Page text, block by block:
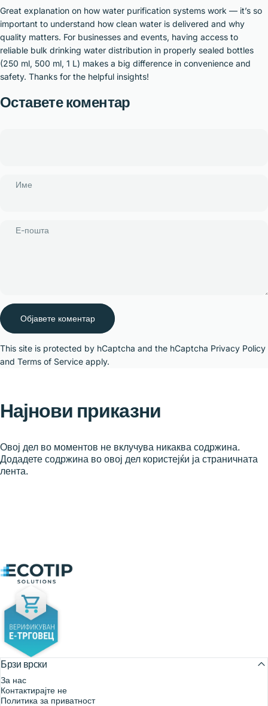
Great explanation on how water purification systems work — it’s so
important to understand how clean water is delivered and why
quality matters. For businesses and events, having access to
reliable bulk drinking water distribution in properly sealed bottles
(250 ml, 500 ml, 1 L) makes a big difference in convenience and
safety. Thanks for the helpful insights!
Оставете коментар
Име
Е-пошта
Порака
Објавете коментар
This site is protected by hCaptcha and the hCaptcha Privacy Policy
and Terms of Service apply.
Најнови приказни
Овој дел во моментов не вклучува никаква содржина.
Додадете содржина во овој дел користејќи ја страничната
лента.
Ecotip Solutions
Брзи врски
За нас
Контактирајте не
Политика за приватност